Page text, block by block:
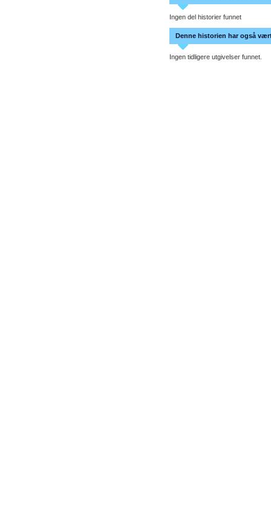
Ingen del historier funnet
Denne historien har også
Ingen tidligere utgivelser funnet.